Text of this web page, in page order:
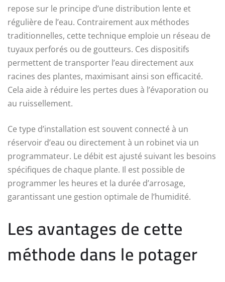
repose sur le principe d’une distribution lente et
régulière de l’eau. Contrairement aux méthodes
traditionnelles, cette technique emploie un réseau de
tuyaux perforés ou de goutteurs. Ces dispositifs
permettent de transporter l’eau directement aux
racines des plantes, maximisant ainsi son efficacité.
Cela aide à réduire les pertes dues à l’évaporation ou
au ruissellement.
Ce type d’installation est souvent connecté à un
réservoir d’eau ou directement à un robinet via un
programmateur. Le débit est ajusté suivant les besoins
spécifiques de chaque plante. Il est possible de
programmer les heures et la durée d’arrosage,
garantissant une gestion optimale de l’humidité.
Les avantages de cette
méthode dans le potager